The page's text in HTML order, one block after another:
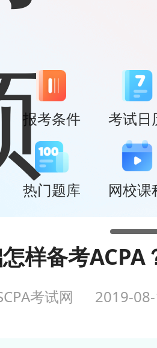
报考条件 考试日
热门题库 网校课
样备考ACPA
考试网 2019-